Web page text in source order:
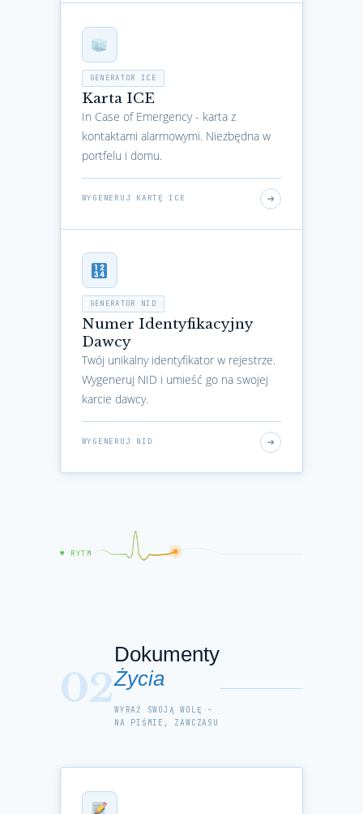
GENERATOR ICE
Karta ICE
In Case of Emergency - karta z
kontaktami alarmowymi. Niezbędna w
portfelu i domu.
WYGENERUJ KARTĘ ICE
GENERATOR NID
Numer Identyfikacyjny
Dawcy
Twój unikalny identyfikator w rejestrze.
Wygeneruj NID i umieść go na swojej
karcie dawcy.
WYGENERUJ NID
♥ RYTM
02
Dokumenty
Życia
WYRAŹ SWOJĄ WOLĘ -
NA PIŚMIE, ZAWCZASU